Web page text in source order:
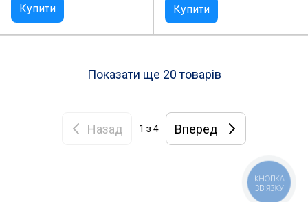
Купити Купити
Показати ще 20 товарів
Назад 1 з 4 Вперед
КНОПКА
ЗВ'ЯЗКУ